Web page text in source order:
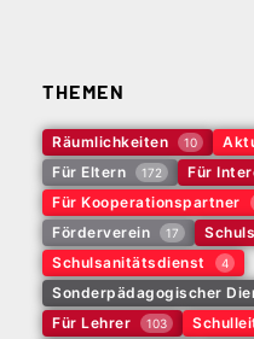
THEMEN
Räumlichkeiten 10
Für Eltern 172 Für
Für Kooperationspartner
Förderverein 17
Schulsanitätsdienst 4
Sonderpädagogischer
Für Lehrer 103